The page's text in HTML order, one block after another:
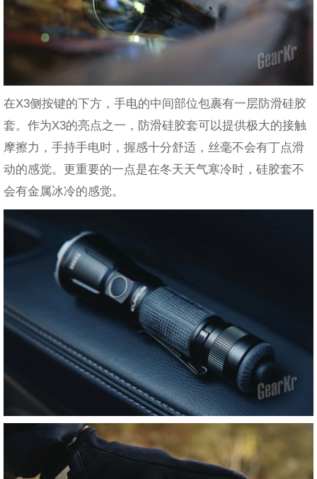
在X3侧按键的下方，手电的中间部位包裹有一层防滑硅胶
套。作为X3的亮点之一，防滑硅胶套可以提供极大的接触
摩擦力，手持手电时，握感十分舒适，丝毫不会有丁点滑
动的感觉。更重要的一点是在冬天天气寒冷时，硅胶套不
会有金属冰冷的感觉。